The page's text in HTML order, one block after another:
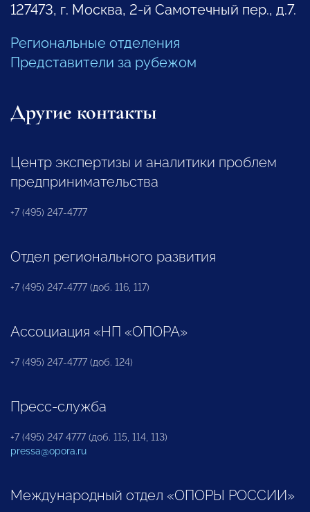
127473, г. Москва, 2-й Самотечный пер., д.7.
Региональные отделения
Представители за рубежом
Другие контакты
Центр экспертизы и аналитики проблем
предпринимательства
+7 (495) 247-4777
Отдел регионального развития
+7 (495) 247-4777 (доб. 116, 117)
Ассоциация «НП «ОПОРА»
+7 (495) 247-4777 (доб. 124)
Пресс-служба
+7 (495) 247 4777 (доб. 115, 114, 113)
pressa@opora.ru
Международный отдел «ОПОРЫ РОССИИ»